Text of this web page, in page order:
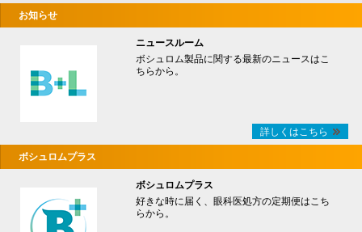
お知らせ
ニュースルーム
ボシュロム製品に関する最新のニュースはこ
ちらから。
詳しくはこちら
ボシュロムプラス
ボシュロムプラス
好きな時に届く、眼科医処方の定期便はこち
らから。